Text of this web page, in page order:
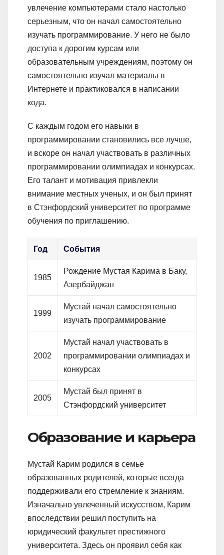
увлечение компьютерами стало настолько
серьезным, что он начал самостоятельно
изучать программирование. У него не было
доступа к дорогим курсам или
образовательным учреждениям, поэтому он
самостоятельно изучал материалы в
Интернете и практиковался в написании
кода.
С каждым годом его навыки в
программировании становились все лучше,
и вскоре он начал участвовать в различных
программировании олимпиадах и конкурсах.
Его талант и мотивация привлекли
внимание местных ученых, и он был принят
в Стэнфордский университет по программе
обучения по приглашению.
Год События
1985
Рождение Мустая Карима в Баку,
Азербайджан
1999
Мустай начал самостоятельно
изучать программирование
2002
Мустай начал участвовать в
программировании олимпиадах и
конкурсах
2005
Мустай был принят в
Стэнфордский университет
Образование и карьера
Мустай Карим родился в семье
образованных родителей, которые всегда
поддерживали его стремление к знаниям.
Изначально увлеченный искусством, Карим
впоследствии решил поступить на
юридический факультет престижного
университета. Здесь он проявил себя как